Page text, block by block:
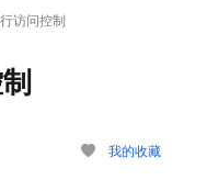
访问控制
我的收藏